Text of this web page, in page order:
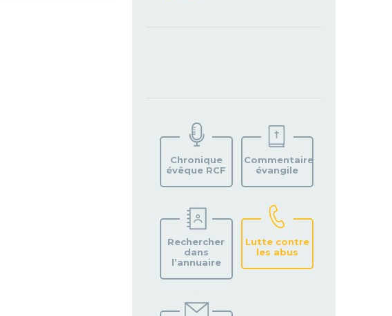
VOTRE
PAROISSE
Chronique
évêque RCF
Commentaire
évangile
Rechercher
dans
l’annuaire
Lutte contre
les abus